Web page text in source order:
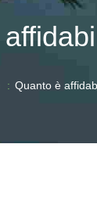
Quanto è